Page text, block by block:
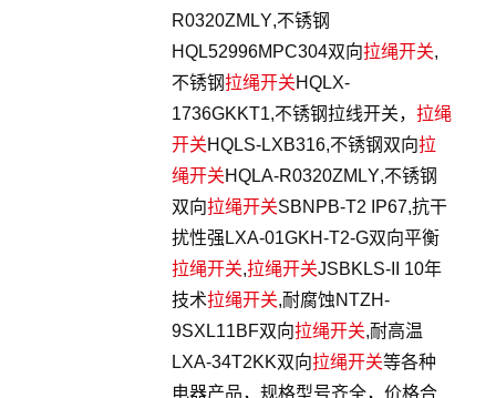
R0320ZMLY,不锈钢
HQL52996MPC304双向拉绳开关,
不锈钢拉绳开关HQLX-
1736GKKT1,不锈钢拉线开关， 拉绳
开关HQLS-LXB316,不锈钢双向拉
绳开关HQLA-R0320ZMLY,不锈钢
双向拉绳开关SBNPB-T2 IP67,抗干
扰性强LXA-01GKH-T2-G双向平衡
拉绳开关,拉绳开关JSBKLS-II 10年
技术拉绳开关,耐腐蚀NTZH-
9SXL11BF双向拉绳开关,耐高温
LXA-34T2KK双向拉绳开关等各种
电器产品，规格型号齐全，价格合